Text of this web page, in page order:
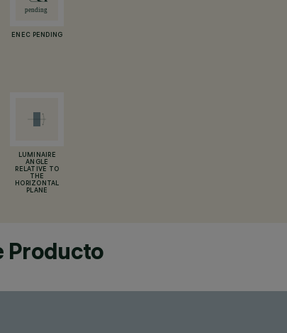
ENEC PENDING
LUMINAIRE
ANGLE
RELATIVE TO
THE
HORIZONTAL
PLANE
Producto